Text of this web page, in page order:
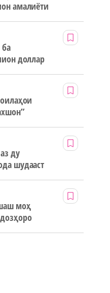
амалиёти
доллар
ду
шудааст
моҳ